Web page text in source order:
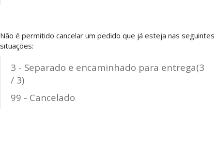
Não é permitido cancelar um pedido que já esteja nas seguintes
situações:
3 - Separado e encaminhado para entrega(3
/ 3)
99 - Cancelado